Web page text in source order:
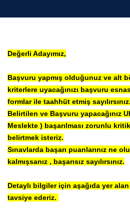
Değerli Adayımız,
Başvuru yapmış olduğunuz ve alt
kriterlere uyacağınızı başvuru
formlar ile taahhüt etmiş sayılırsınız.
Belirtilen ve Başvuru yapacağınız
Meslekte ) başarılması zorunlu
belirtmek isteriz.
Sınavlarda başarı puanlarınız ne
kalmışsanız , başarısız sayılırsınız.
Detaylı bilgiler için aşağıda yer alan
tavsiye ederiz.